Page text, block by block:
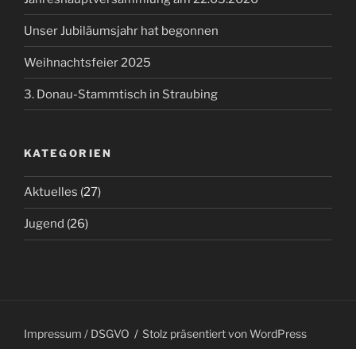
Unser Jubiläumsjahr hat begonnen
Weihnachtsfeier 2025
3. Donau-Stammtisch in Straubing
KATEGORIEN
Aktuelles (27)
Jugend (26)
Impressum / DSGVO Stolz präsentiert von WordPress